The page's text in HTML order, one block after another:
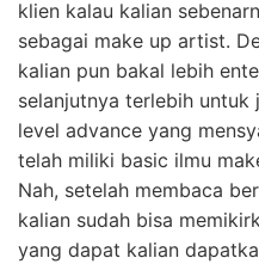
klien kalau kalian
sebagai make up artist.
kalian pun bakal lebih
selanjutnya terlebih untuk
level advance yang
telah miliki basic ilmu
Nah, setelah membaca
kalian sudah bisa
yang dapat kalian